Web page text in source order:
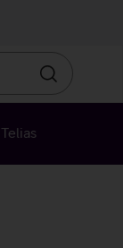
Otsin
Telias